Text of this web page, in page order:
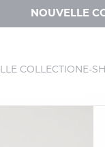
NOUVELLE
COLLECTION E-